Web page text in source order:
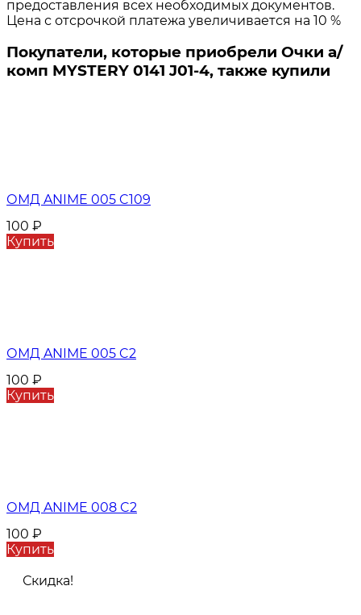
предоставления всех необходимых документов.
Цена с отсрочкой платежа увеличивается на 10 %
Покупатели, которые приобрели Очки а/
комп MYSTERY 0141 J01-4, также купили
ОМД ANIME 005 C109
100 ₽
Купить
ОМД ANIME 005 C2
100 ₽
Купить
ОМД ANIME 008 C2
100 ₽
Купить
Скидка!